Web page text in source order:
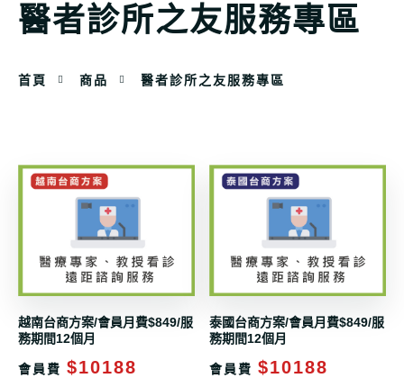
醫者診所之友服務專區
首頁 商品 醫者診所之友服務專區
越南台商方案/會員月費$849/服
務期間12個月
會員費 $10188
泰國台商方案/會員月費$849/服
務期間12個月
會員費 $10188